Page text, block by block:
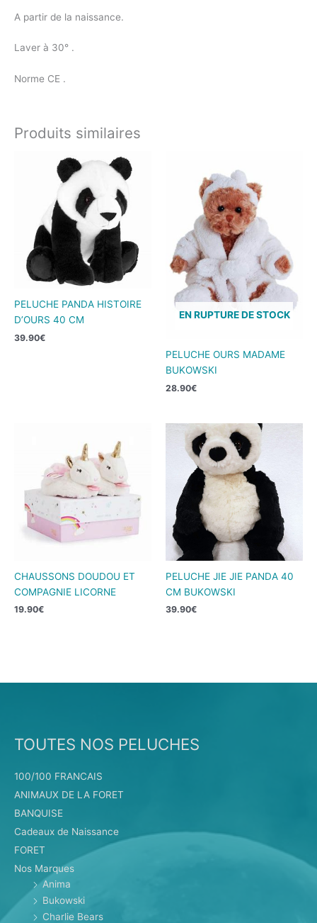
A partir de la naissance.
Laver à 30° .
Norme CE .
Produits similaires
PELUCHE PANDA HISTOIRE
D’OURS 40 CM
39.90€
EN RUPTURE DE STOCK
PELUCHE OURS MADAME
BUKOWSKI
28.90€
CHAUSSONS DOUDOU ET
COMPAGNIE LICORNE
19.90€
PELUCHE JIE JIE PANDA 40
CM BUKOWSKI
39.90€
TOUTES NOS PELUCHES
100/100 FRANCAIS
ANIMAUX DE LA FORET
BANQUISE
Cadeaux de Naissance
FORET
Nos Marques
Anima
Bukowski
Charlie Bears